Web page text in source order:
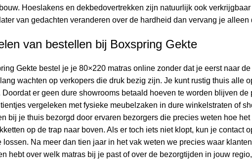
Hoeslakens en dekbedovertrekken zijn natuurlijk ook
van gedachten veranderen over de hardheid dan vervang je
van bestellen bij Boxspring Gekte
Gekte bestel je je 80×220 matras online zonder dat je eerst naar
wachten op verkopers die druk bezig zijn. Je kunt rustig thuis alle
er geen dure showrooms betaald hoeven te worden blijven
vergeleken met fysieke meubelzaken in dure winkelstraten of
bij je thuis bezorgd door ervaren bezorgers die precies weten hoe
op de trap naar boven. Als er toch iets niet klopt, kun je contact
lossen. Na meer dan tien jaar in het vak weten we precies waar
hebt over welk matras bij je past of over de bezorgtijden in jouw